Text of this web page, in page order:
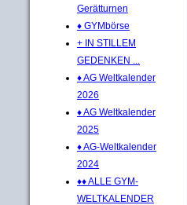
Gerätturnen
♦ GYMbörse
+ IN STILLEM
GEDENKEN ...
♦ AG Weltkalender
2026
♦ AG Weltkalender
2025
♦ AG-Weltkalender
2024
♦♦ ALLE GYM-
WELTKALENDER